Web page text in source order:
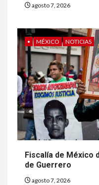
agosto 7, 2026
• MÉXICO NOTICIAS
Fiscalía de México
de Guerrero
agosto 7, 2026